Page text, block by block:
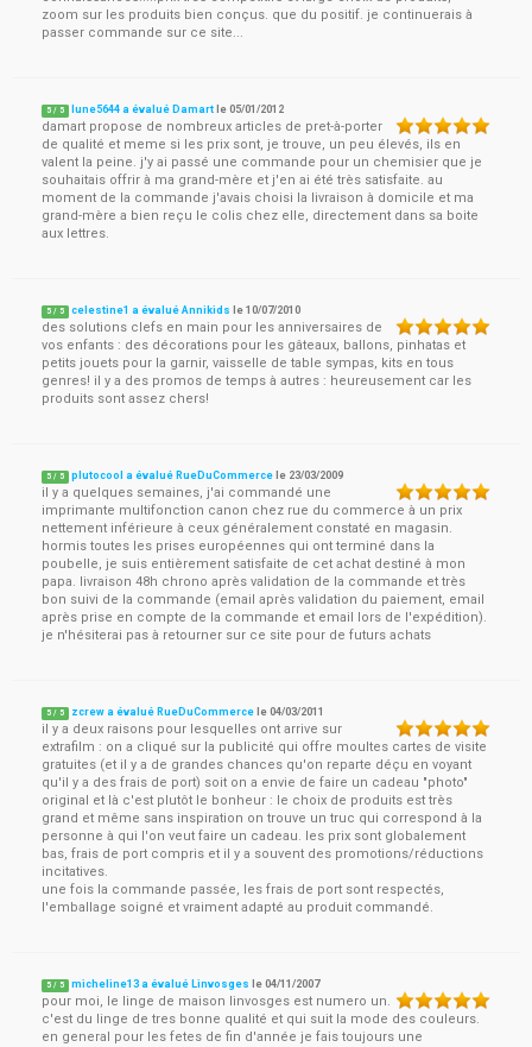
zoom sur les produits bien conçus. que du positif. je continuerais à
passer commande sur ce site...
5 / 5 lune5644 a évalué Damart le05/01/2012
damart propose de nombreux articles de pret-à-porter
de qualité et meme si les prix sont, je trouve, un peu élevés, ils en
valent la peine. j'y ai passé une commande pour un chemisier que je
souhaitais offrir à ma grand-mère et j'en ai été très satisfaite. au
moment de la commande j'avais choisi la livraison à domicile et ma
grand-mère a bien reçu le colis chez elle, directement dans sa boite
aux lettres.
5 / 5 celestine1 a évalué Annikids le10/07/2010
des solutions clefs en main pour les anniversaires de
vos enfants : des décorations pour les gâteaux, ballons, pinhatas et
petits jouets pour la garnir, vaisselle de table sympas, kits en tous
genres! il y a des promos de temps à autres : heureusement car les
produits sont assez chers!
5 / 5 plutocool a évalué RueDuCommerce le 23/03/2009
il y a quelques semaines, j'ai commandé une
imprimante multifonction canon chez rue du commerce à un prix
nettement inférieure à ceux généralement constaté en magasin.
hormis toutes les prises européennes qui ont terminé dans la
poubelle, je suis entièrement satisfaite de cet achat destiné à mon
papa. livraison 48h chrono après validation de la commande et très
bon suivi de la commande (email après validation du paiement, email
après prise en compte de la commande et email lors de l'expédition).
je n'hésiterai pas à retourner sur ce site pour de futurs achats
5 / 5 zcrew a évalué RueDuCommerce le04/03/2011
il y a deux raisons pour lesquelles ont arrive sur
extrafilm : on a cliqué sur la publicité qui offre moultes cartes de visite
gratuites (et il y a de grandes chances qu'on reparte déçu en voyant
qu'il y a des frais de port) soit on a envie de faire un cadeau "photo"
original et là c'est plutôt le bonheur : le choix de produits est très
grand et même sans inspiration on trouve un truc qui correspond à la
personne à qui l'on veut faire un cadeau. les prix sont globalement
bas, frais de port compris et il y a souvent des promotions/réductions
incitatives.
une fois la commande passée, les frais de port sont respectés,
l'emballage soigné et vraiment adapté au produit commandé.
5 / 5 micheline13 a évalué Linvosges le04/11/2007
pour moi, le linge de maison linvosges est numero un.
c'est du linge de tres bonne qualité et qui suit la mode des couleurs.
en general pour les fetes de fin d'année je fais toujours une